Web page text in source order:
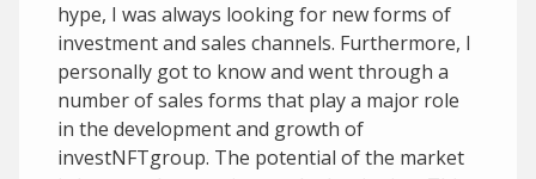
hype, I was always looking for new forms of
investment and sales channels. Furthermore, I
personally got to know and went through a
number of sales forms that play a major role
in the development and growth of
investNFTgroup. The potential of the market